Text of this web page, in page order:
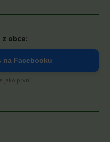
obce:
na Facebooku
jako první